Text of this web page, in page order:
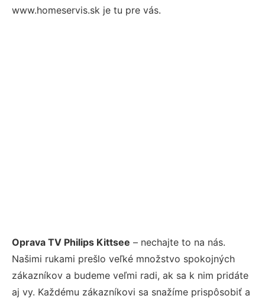
www.homeservis.sk je tu pre vás.
Oprava TV Philips Kittsee – nechajte to na nás.
Našimi rukami prešlo veľké množstvo spokojných
zákazníkov a budeme veľmi radi, ak sa k nim pridáte
aj vy. Každému zákazníkovi sa snažíme prispôsobiť a